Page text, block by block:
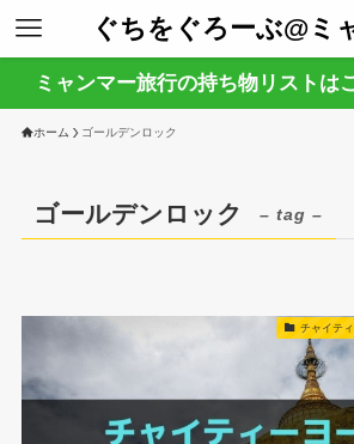
ぐちをぐろーぶ@ミ
ミャンマー旅行の持ち物リストは
ホーム ゴールデンロック
ゴールデンロック – tag –
チャイテ